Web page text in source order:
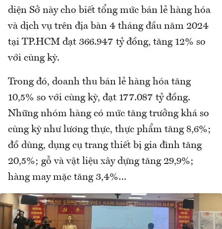
diện Sở này cho biết tổng mức bán lẻ hàng hóa
và dịch vụ trên địa bàn 4 tháng đầu năm 2024
tại TP.HCM đạt 366.947 tỷ đồng, tăng 12% so
với cùng kỳ.
Trong đó, doanh thu bán lẻ hàng hóa tăng
10,5% so với cùng kỳ, đạt 177.087 tỷ đồng.
Những nhóm hàng có mức tăng trưởng khá so
cùng kỳ như lương thực, thực phẩm tăng 8,6%;
đồ dùng, dụng cụ trang thiết bị gia đình tăng
20,5%; gỗ và vật liệu xây dựng tăng 29,9%;
hàng may mặc tăng 3,4%…